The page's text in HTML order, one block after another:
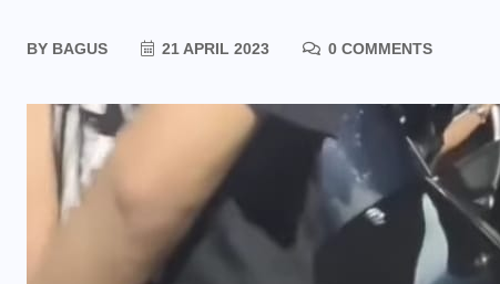
BY BAGUS 21 APRIL 2023 0 COMMENTS